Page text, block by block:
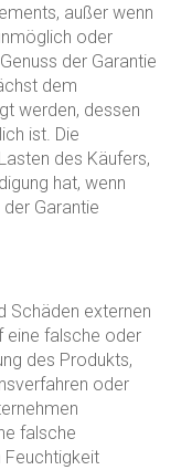
außer wenn
oder
der Garantie
dem
werden, dessen
ist. Die
des Käufers,
hat, wenn
Garantie
Schäden externen
eine falsche oder
des Produkts,
oder
falsche
Feuchtigkeit